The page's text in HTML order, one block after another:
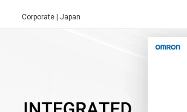
Corporate | Japan